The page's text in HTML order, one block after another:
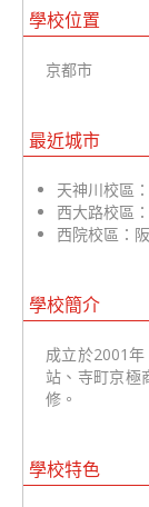
學校位置
京都市
最近城市
天神川校區
西大路校區
西院校區：
學校簡介
成立於2001
站、寺町京極
修。
學校特色